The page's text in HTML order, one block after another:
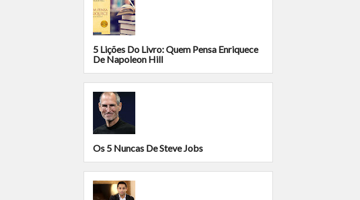
5 Lições Do Livro: Quem Pensa Enriquece
De Napoleon Hill
Os 5 Nuncas De Steve Jobs